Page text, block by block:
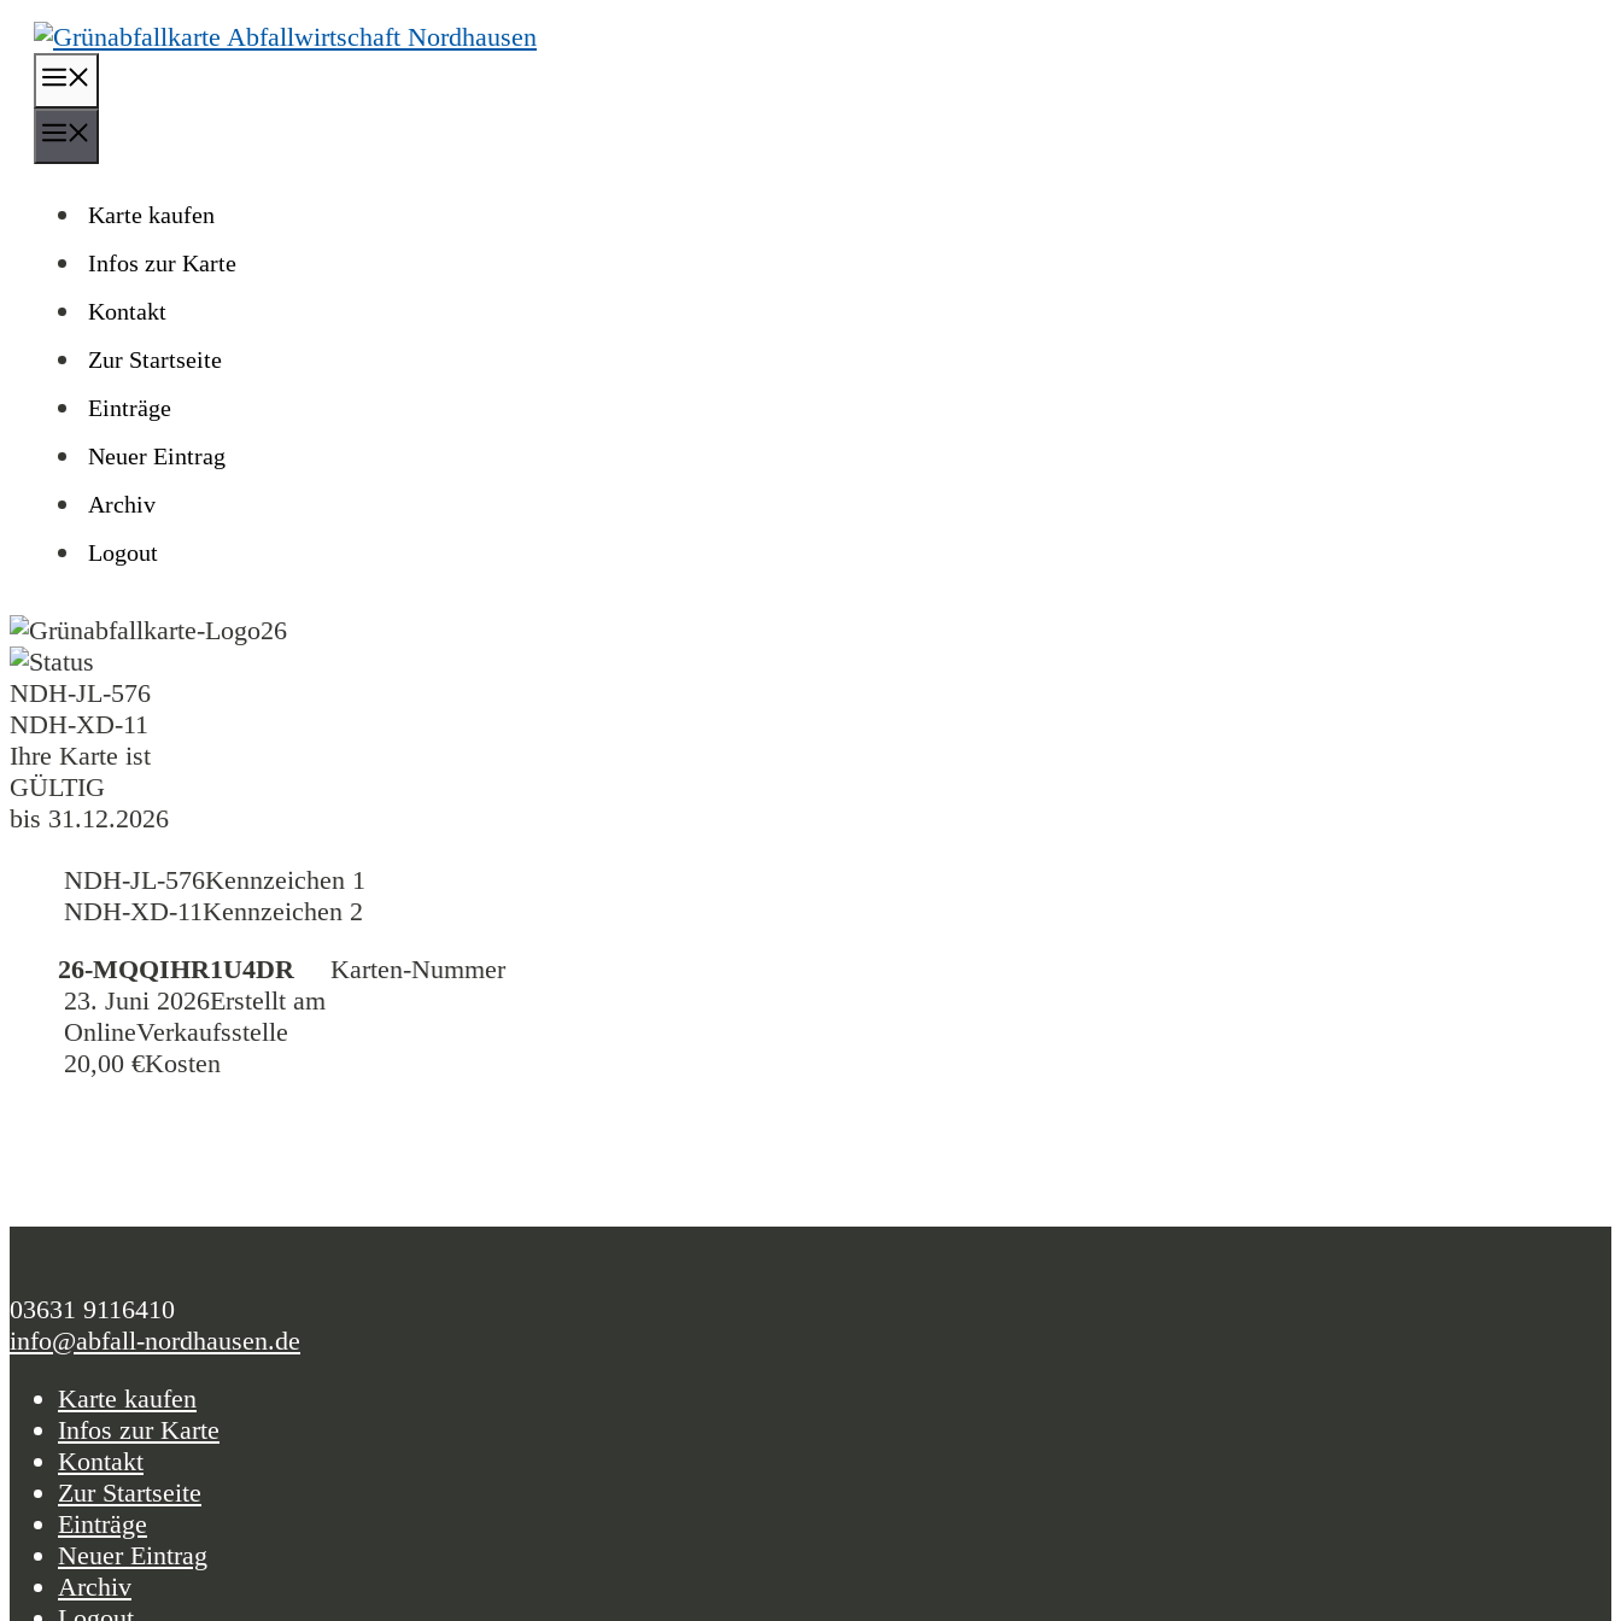
Zum
Inhalt
springen
Karte kaufen
Infos zur Karte
Kontakt
Zur Startseite
Einträge
Neuer Eintrag
Archiv
Logout
26
NDH-JL-576
NDH-XD-11
Ihre Karte ist
GÜLTIG
bis 31.12.2026
NDH-JL-576Kennzeichen 1
NDH-XD-11Kennzeichen 2
26-MQQIHR1U4DR
Karten-Nummer
23. Juni 2026Erstellt am
OnlineVerkaufsstelle
20,00 €Kosten
03631 9116410
info@abfall-nordhausen.de
Karte kaufen
Infos zur Karte
Kontakt
Zur Startseite
Einträge
Neuer Eintrag
Archiv